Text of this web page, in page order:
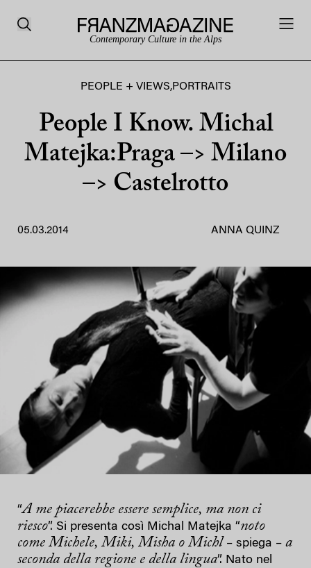
Contemporary Culture in the Alps
PEOPLE + VIEWS,PORTRAITS
People I Know. Michal
Matejka:Praga –> Milano
–> Castelrotto
05.03.2014 ANNA QUINZ
“A me piacerebbe essere semplice, ma non ci
riesco”. Si presenta così Michal Matejka “noto
come Michele, Miki, Misha o Michl – spiega – a
seconda della regione e della lingua”. Nato nel